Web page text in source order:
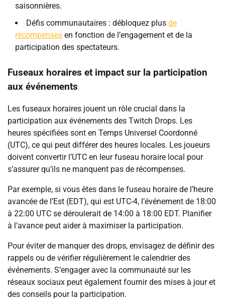
saisonnières.
Défis communautaires : débloquez plus de
récompenses en fonction de l’engagement et de la
participation des spectateurs.
Fuseaux horaires et impact sur la participation
aux événements
Les fuseaux horaires jouent un rôle crucial dans la
participation aux événements des Twitch Drops. Les
heures spécifiées sont en Temps Universel Coordonné
(UTC), ce qui peut différer des heures locales. Les joueurs
doivent convertir l’UTC en leur fuseau horaire local pour
s’assurer qu’ils ne manquent pas de récompenses.
Par exemple, si vous êtes dans le fuseau horaire de l’heure
avancée de l’Est (EDT), qui est UTC-4, l’événement de 18:00
à 22:00 UTC se déroulerait de 14:00 à 18:00 EDT. Planifier
à l’avance peut aider à maximiser la participation.
Pour éviter de manquer des drops, envisagez de définir des
rappels ou de vérifier régulièrement le calendrier des
événements. S’engager avec la communauté sur les
réseaux sociaux peut également fournir des mises à jour et
des conseils pour la participation.